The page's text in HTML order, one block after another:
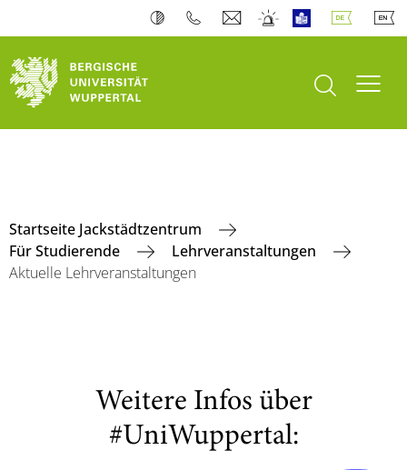
Suche öffnen
Startseite Jackstädtzentrum
Für Studierende
Lehrveranstaltungen
Aktuelle Lehrveranstaltungen
Weitere Infos über
#UniWuppertal: